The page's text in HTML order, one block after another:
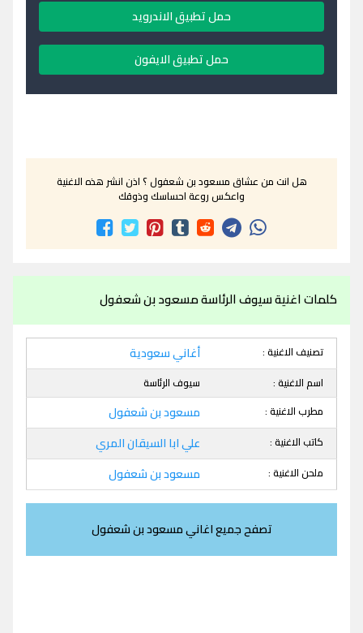
حمل تطبيق الاندرويد
حمل تطبيق الايفون
هل انت من عشاق مسعود بن شعفول ؟ اذن انشر هذه الاغنية
واعكس روعة احساسك وذوقك
كلمات اغنية سيوف الرئاسة مسعود بن شعفول
تصنيف الاغنية : أغاني سعودية
اسم الاغنية :
سيوف الرئاسة
مطرب الاغنية :
مسعود بن شعفول
كاتب الاغنية : علي ابا السيقان المري
ملحن الاغنية : مسعود بن شعفول
تصفح جميع اغاني مسعود بن شعفول